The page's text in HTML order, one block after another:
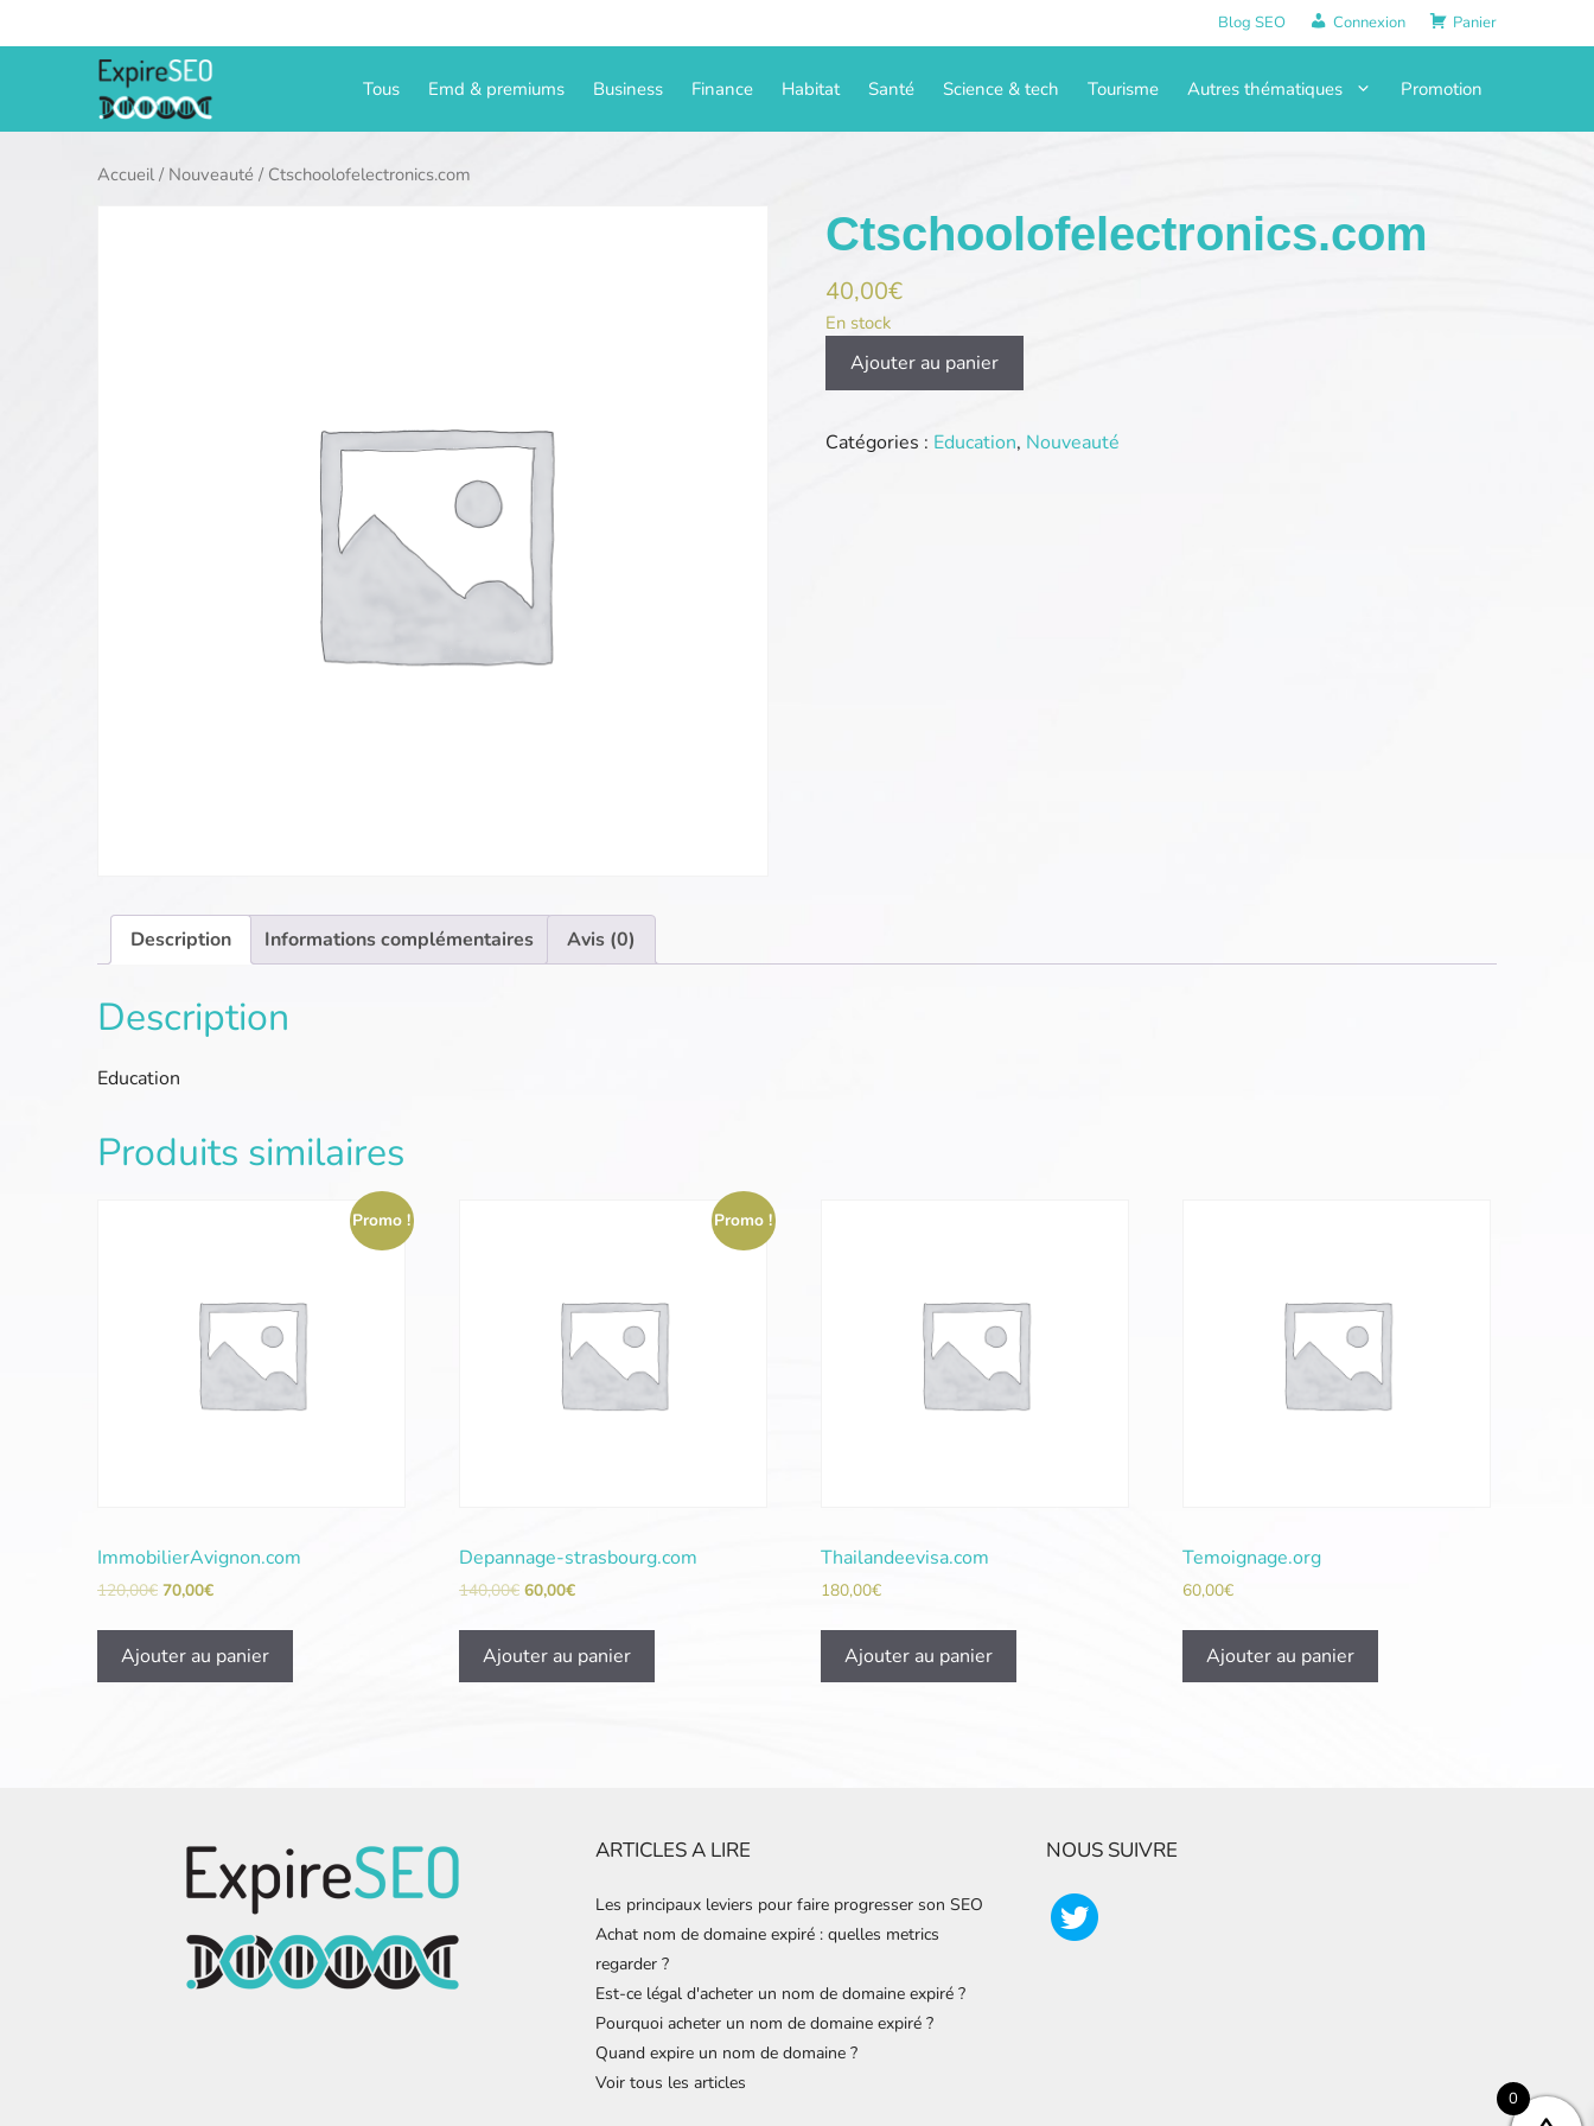
au
Blog SEO Connexion Panier
Tous Emd & premiums Business Finance Habitat Santé Science & tech Tourisme Autres thématiques Promotion
Accueil/ Nouveauté / Ctschoolofelectronics.com
Ctschoolofelectronics.com
40,00€
En stock
quantité
Ajouter au panier
Catégories : Education, Nouveauté
Description Informations complémentaires Avis (0)
Description
Education
Produits similaires
Promo !
ImmobilierAvignon.com
120,00€ 70,00€
Ajouter au panier
Promo !
Depannage-strasbourg.com
140,00€ 60,00€
Ajouter au panier
Thailandeevisa.com
180,00€
Ajouter au panier
Temoignage.org
60,00€
Ajouter au panier
ARTICLES A LIRE
Les principaux leviers pour faire progresser son SEO
Achat nom de domaine expiré : quelles metrics
regarder ?
Est-ce légal d'acheter un nom de domaine expiré ?
Pourquoi acheter un nom de domaine expiré ?
Quand expire un nom de domaine ?
Voir tous les articles
NOUS SUIVRE
0